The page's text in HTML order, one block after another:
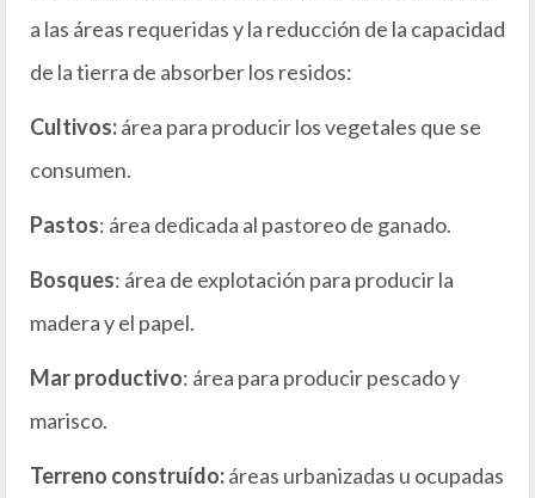
a las áreas requeridas y la reducción de la capacidad
de la tierra de absorber los residos:
Cultivos:área para producir los vegetales que se
consumen.
Pastos: área dedicada al pastoreo de ganado.
Bosques: área de explotación para producir la
madera y el papel.
Mar productivo: área para producir pescado y
marisco.
Terreno construído:áreas urbanizadas u ocupadas